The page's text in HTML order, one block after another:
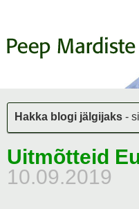
Hakka blogi jälgijaks -
Uitmõtteid
10.09.2019